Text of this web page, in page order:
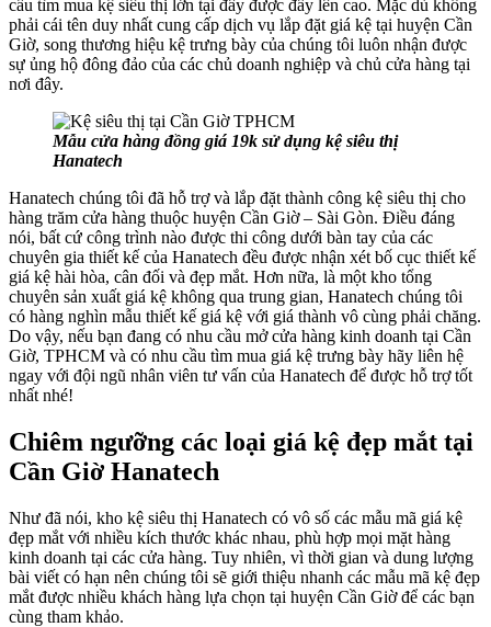
cầu tìm mua kệ siêu thị lớn tại đây được đẩy lên cao. Mặc dù không
phải cái tên duy nhất cung cấp dịch vụ lắp đặt giá kệ tại huyện Cần
Giờ, song thương hiệu kệ trưng bày của chúng tôi luôn nhận được
sự ủng hộ đông đảo của các chủ doanh nghiệp và chủ cửa hàng tại
nơi đây.
Mẫu cửa hàng đồng giá 19k sử dụng kệ siêu thị
Hanatech
Hanatech chúng tôi đã hỗ trợ và lắp đặt thành công kệ siêu thị cho
hàng trăm cửa hàng thuộc huyện Cần Giờ – Sài Gòn. Điều đáng
nói, bất cứ công trình nào được thi công dưới bàn tay của các
chuyên gia thiết kế của Hanatech đều được nhận xét bố cục thiết kế
giá kệ hài hòa, cân đối và đẹp mắt. Hơn nữa, là một kho tổng
chuyên sản xuất giá kệ không qua trung gian, Hanatech chúng tôi
có hàng nghìn mẫu thiết kế giá kệ với giá thành vô cùng phải chăng.
Do vậy, nếu bạn đang có nhu cầu mở cửa hàng kinh doanh tại Cần
Giờ, TPHCM và có nhu cầu tìm mua giá kệ trưng bày hãy liên hệ
ngay với đội ngũ nhân viên tư vấn của Hanatech để được hỗ trợ tốt
nhất nhé!
Chiêm ngưỡng các loại giá kệ đẹp mắt tại
Cần Giờ Hanatech
Như đã nói, kho kệ siêu thị Hanatech có vô số các mẫu mã giá kệ
đẹp mắt với nhiều kích thước khác nhau, phù hợp mọi mặt hàng
kinh doanh tại các cửa hàng. Tuy nhiên, vì thời gian và dung lượng
bài viết có hạn nên chúng tôi sẽ giới thiệu nhanh các mẫu mã kệ đẹp
mắt được nhiều khách hàng lựa chọn tại huyện Cần Giờ để các bạn
cùng tham khảo.